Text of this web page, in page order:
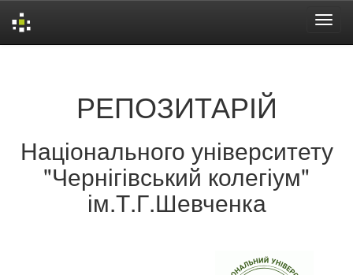
РЕПОЗИТАРІЙ
Національного університету
"Чернігівський колегіум"
ім.Т.Г.Шевченка